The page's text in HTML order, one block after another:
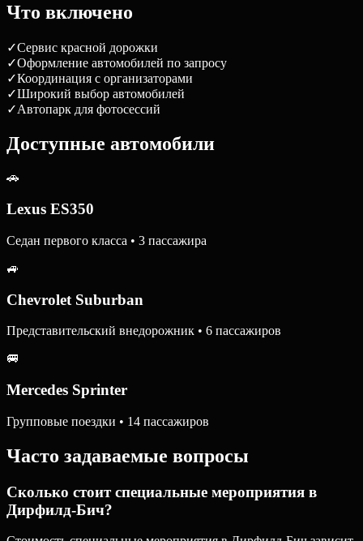
Что включено
✓Сервис красной дорожки
✓Оформление автомобилей по запросу
✓Координация с организаторами
✓Широкий выбор автомобилей
✓Автопарк для фотосессий
Доступные автомобили
🚗
Lexus ES350
Седан первого класса • 3 пассажира
🚙
Chevrolet Suburban
Представительский внедорожник • 6 пассажиров
🚐
Mercedes Sprinter
Групповые поездки • 14 пассажиров
Часто задаваемые вопросы
Сколько стоит специальные мероприятия в
Дирфилд-Бич?